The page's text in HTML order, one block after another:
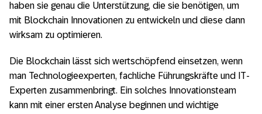
haben sie genau die Unterstützung, die sie benötigen, um
mit Blockchain Innovationen zu entwickeln und diese dann
wirksam zu optimieren.
Die Blockchain lässt sich wertschöpfend einsetzen, wenn
man Technologieexperten, fachliche Führungskräfte und IT-
Experten zusammenbringt. Ein solches Innovationsteam
kann mit einer ersten Analyse beginnen und wichtige